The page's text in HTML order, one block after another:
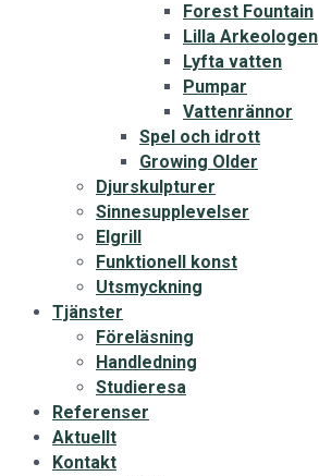
Forest Fountain
Lilla Arkeologen
Lyfta vatten
Pumpar
Vattenrännor
Spel och idrott
Growing Older
Djurskulpturer
Sinnesupplevelser
Elgrill
Funktionell konst
Utsmyckning
Tjänster
Föreläsning
Handledning
Studieresa
Referenser
Aktuellt
Kontakt